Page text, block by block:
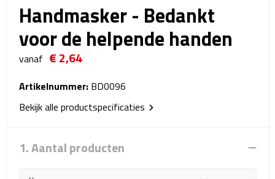
Reistassensets
Weekendtassen
Duffeltassen
Autotassen
Toilettassen
Handmasker - Bedankt
voor de helpende handen
vanaf € 2,64
Artikelnummer: BD0096
Bekijk alle productspecificaties
1. Aantal producten